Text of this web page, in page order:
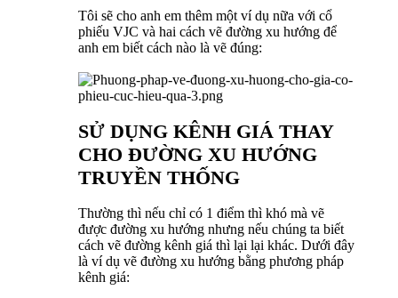
Tôi sẽ cho anh em thêm một ví dụ nữa với cổ
phiếu VJC và hai cách vẽ đường xu hướng để
anh em biết cách nào là vẽ đúng:
SỬ DỤNG KÊNH GIÁ THAY
CHO ĐƯỜNG XU HƯỚNG
TRUYỀN THỐNG
Thường thì nếu chỉ có 1 điểm thì khó mà vẽ
được đường xu hướng nhưng nếu chúng ta biết
cách vẽ đường kênh giá thì lại lại khác. Dưới đây
là ví dụ vẽ đường xu hướng bằng phương pháp
kênh giá: